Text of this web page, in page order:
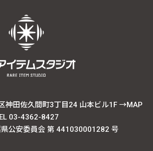
神田佐久間町3丁目24 山本ビル1F →MAP
03-4362-8427
県公安委員会 第 441030001282 号